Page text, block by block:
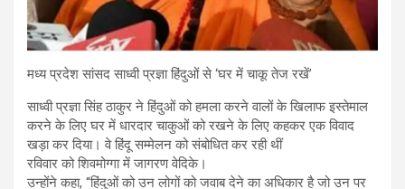
मध्य प्रदेश सांसद साध्वी प्रज्ञा हिंदुओं से ‘घर में चाकू तेज रखें’
साध्वी प्रज्ञा सिंह ठाकुर ने हिंदुओं को हमला करने वालों के खिलाफ इस्तेमाल
करने के लिए घर में धारदार चाकुओं को रखने के लिए कहकर एक विवाद
खड़ा कर दिया। वे हिंदू सम्मेलन को संबोधित कर रही थीं
रविवार को शिवमोग्गा में जागरण वेदिके।
उन्होंने कहा, “हिंदुओं को उन लोगों को जवाब देने का अधिकार है जो उन पर